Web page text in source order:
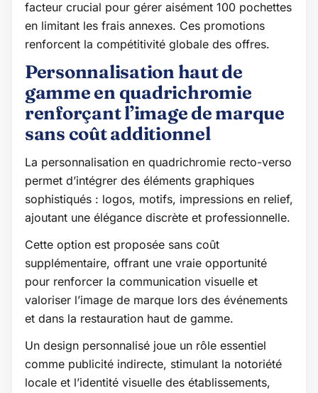
facteur crucial pour gérer aisément 100 pochettes
en limitant les frais annexes. Ces promotions
renforcent la compétitivité globale des offres.
Personnalisation haut de
gamme en quadrichromie
renforçant l’image de marque
sans coût additionnel
La personnalisation en quadrichromie recto-verso
permet d’intégrer des éléments graphiques
sophistiqués : logos, motifs, impressions en relief,
ajoutant une élégance discrète et professionnelle.
Cette option est proposée sans coût
supplémentaire, offrant une vraie opportunité
pour renforcer la communication visuelle et
valoriser l’image de marque lors des événements
et dans la restauration haut de gamme.
Un design personnalisé joue un rôle essentiel
comme publicité indirecte, stimulant la notoriété
locale et l’identité visuelle des établissements,